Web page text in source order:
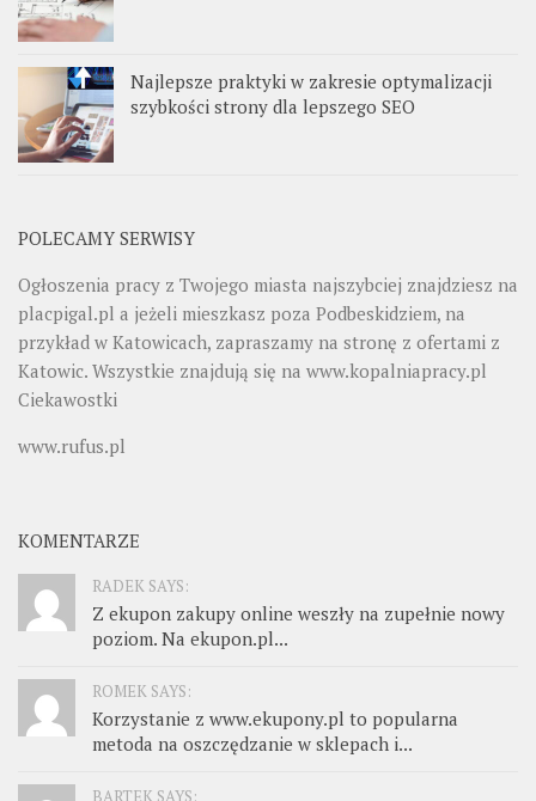
Najlepsze praktyki w zakresie optymalizacji
szybkości strony dla lepszego SEO
POLECAMY SERWISY
Ogłoszenia pracy z Twojego miasta najszybciej znajdziesz na
placpigal.pl a jeżeli mieszkasz poza Podbeskidziem, na
przykład w Katowicach, zapraszamy na stronę z ofertami z
Katowic. Wszystkie znajdują się na www.kopalniapracy.pl
Ciekawostki
www.rufus.pl
KOMENTARZE
RADEK SAYS:
Z ekupon zakupy online weszły na zupełnie nowy
poziom. Na ekupon.pl...
ROMEK SAYS:
Korzystanie z www.ekupony.pl to popularna
metoda na oszczędzanie w sklepach i...
BARTEK SAYS: